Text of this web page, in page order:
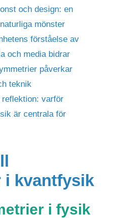
och design: en
mönster
förståelse av
och media bidrar
påverkar
teknik
reflektion: varför
är centrala för
i kvantfysik
i fysik